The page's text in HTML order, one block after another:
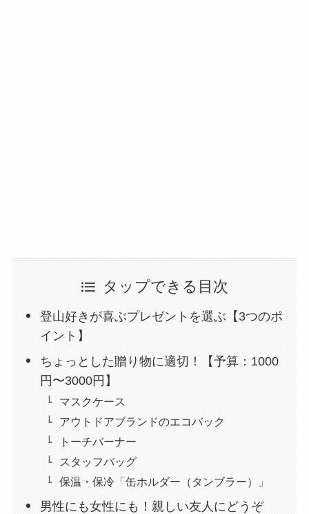
タップできる目次
登山好きが喜ぶプレゼントを選ぶ【3つのポ
イント】
ちょっとした贈り物に適切！【予算：1000
円〜3000円】
マスクケース
アウトドアブランドのエコバック
トーチバーナー
スタッフバッグ
保温・保冷「缶ホルダー（タンブラー）」
男性にも女性にも！親しい友人にどうぞ